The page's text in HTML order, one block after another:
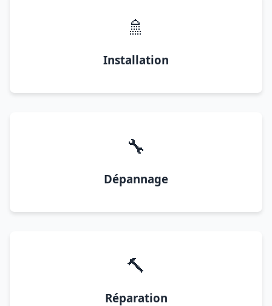
🚿
Installation
🔧
Dépannage
🔨
Réparation